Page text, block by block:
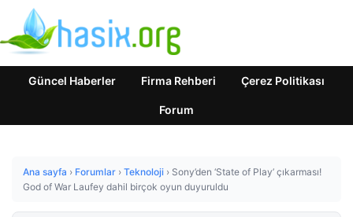
Güncel Haberler Firma Rehberi Çerez Politikası
Forum
Ana sayfa › Forumlar › Teknoloji › Sony’den ‘State of Play’ çıkarması!
God of War Laufey dahil birçok oyun duyuruldu